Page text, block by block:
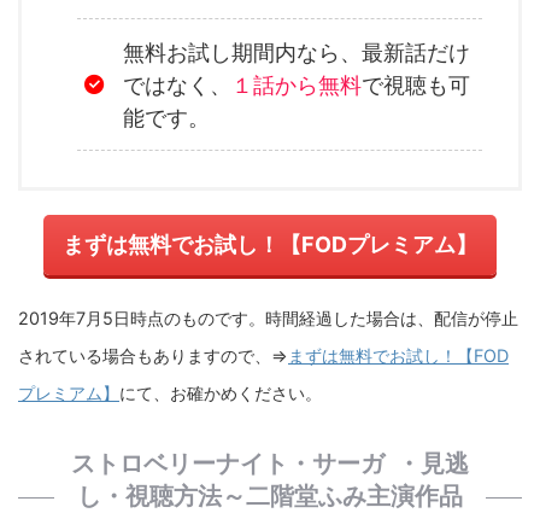
無料お試し期間内なら、最新話だけ
ではなく、
１話から無料で視聴も可
能です。
まずは無料でお試し！【FODプレミアム】
2019年7月5日時点のものです。時間経過した場合は、配信が停止
されている場合もありますので、⇒ まずは無料でお試し！【FOD
プレミアム】 にて、お確かめください。
ストロベリーナイト・サーガ ・見逃
し・視聴方法～二階堂ふみ主演作品